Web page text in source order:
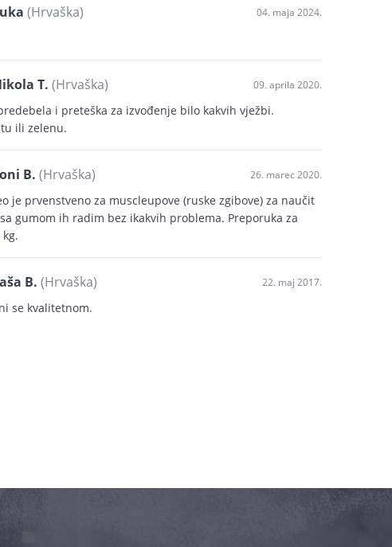
(Hrvaška) 04. maja 2024.
T. (Hrvaška) 09. aprila 2020.
i preteška za izvođenje bilo kakvih vježbi.
ili zelenu.
B. (Hrvaška) 26. marec 2020.
je prvenstveno za muscleupove (ruske zgibove) za naučit
gumom ih radim bez ikakvih problema. Preporuka za
B. (Hrvaška) 22. maj 2017.
se kvalitetnom.